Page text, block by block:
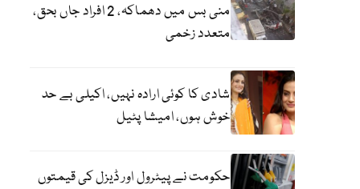
منی بس میں دھماکہ، 2 افراد جاں بحق،
متعدد زخمی
شادی کا کوئی ارادہ نہیں، اکیلی بے حد
خوش ہوں، امیشا پٹیل
حکومت نے پیٹرول اور ڈیزل کی قیمتوں